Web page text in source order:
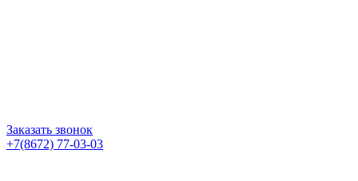
Заказать звонок
+7(8672) 77-03-03